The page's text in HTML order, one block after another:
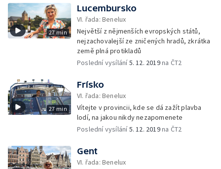
27 min
Lucembursko
VI. řada: Benelux
Největší z nějmenších evropských států,
nejzachovalejší ze zničených hradů, zkrátka
země plná protikladů
Poslední vysílání5. 12. 2019na ČT2
27 min
Frísko
VI. řada: Benelux
Vítejte v provincii, kde se dá zažít plavba
lodí, na jakou nikdy nezapomenete
Poslední vysílání5. 12. 2019na ČT2
Gent
VI. řada: Benelux